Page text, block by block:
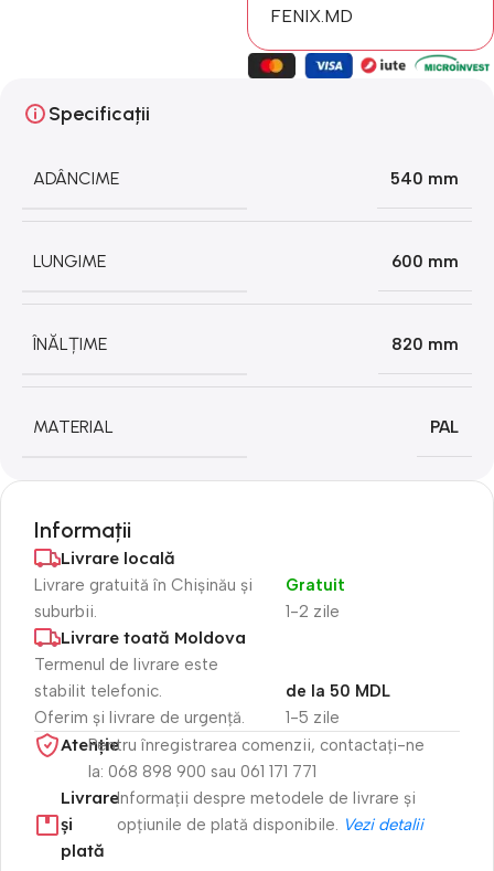
FENIX.MD
Specificații
ADÂNCIME 540 mm
LUNGIME 600 mm
ÎNĂLȚIME 820 mm
MATERIAL PAL
Informații
Livrare locală
Livrare gratuită în Chișinău și
suburbii.
1-2 zile
Gratuit
Livrare toată Moldova
Termenul de livrare este
stabilit telefonic.
Oferim și livrare de urgență.
1-5 zile
de la 50 MDL
Atenție​Pentru înregistrarea comenzii, contactați-ne
la: 068 898 900 sau 061 171 771
Livrare
și
plată
Informații despre metodele de livrare și
opțiunile de plată disponibile. Vezi detalii